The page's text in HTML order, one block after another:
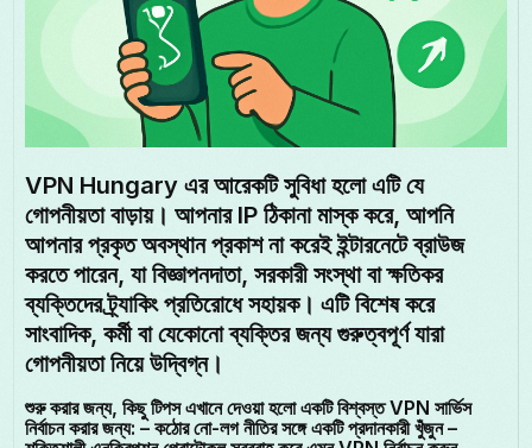
VPN Hungary এর আরেকটি সুবিধা হলো এটি যে
গোপনীয়তা বাড়ায়। আপনার IP ঠিকানা মাস্ক করে, আপনি
আপনার প্রকৃত অবস্থান প্রকাশ না করেই ইন্টারনেটে ব্রাউজ
করতে পারেন, যা বিজ্ঞাপনদাতা, সরকারী সংস্থা বা ক্ষতিকর
ব্যক্তিদের ট্র্যাকিং প্রতিরোধে সহায়ক। এটি বিশেষ করে
সাংবাদিক, কর্মী বা যেকোনো ব্যক্তির জন্য গুরুত্বপূর্ণ যারা
গোপনীয়তা নিয়ে উদ্বিগ্ন।
শুরু করার জন্য, কিছু টিপস এখানে দেওয়া হলো একটি বিশ্বস্ত VPN সার্ভিস
নির্বাচন করার জন্য: – কঠোর নো-লগ নীতির সঙ্গে একটি প্রদানকারী খুঁজুন –